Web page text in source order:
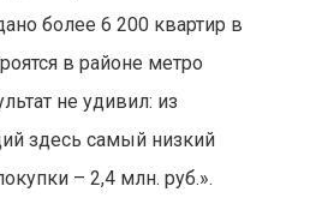
более 6 200 квартир в
в районе метро
не удивил: из
здесь самый низкий
– 2,4 млн. руб.».